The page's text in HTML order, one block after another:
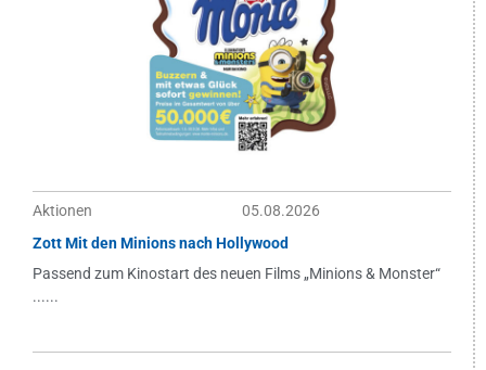
Aktionen
05.08.2026
Zott Mit den Minions nach Hollywood
Passend zum Kinostart des neuen Films „Minions & Monster“
......